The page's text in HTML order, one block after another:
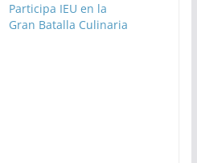
Participa IEU en la
Gran Batalla Culinaria